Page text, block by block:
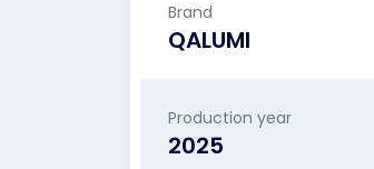
Brand
QALUMI
Production year
2025